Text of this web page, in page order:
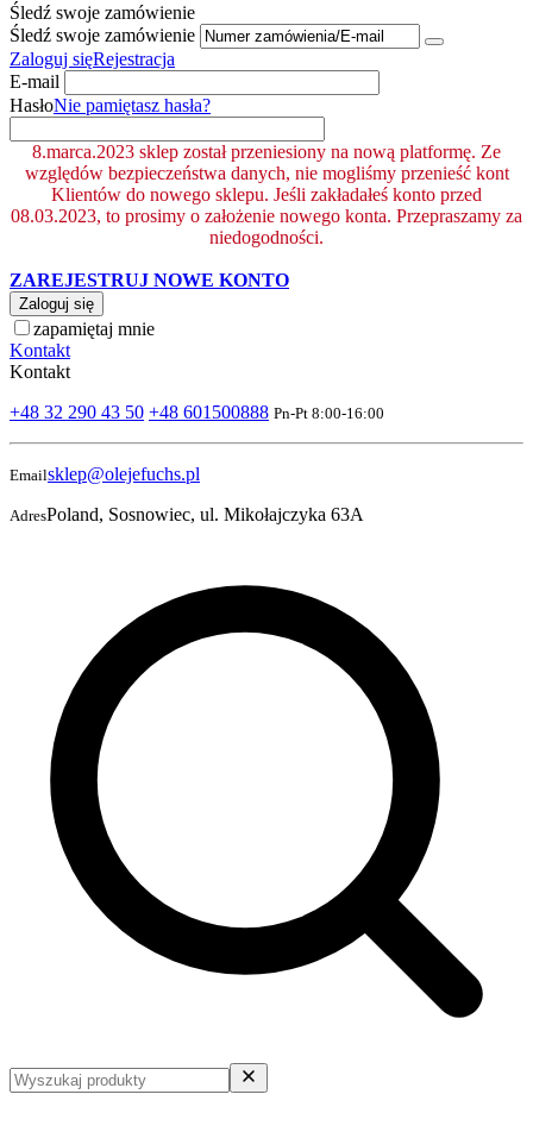
Śledź swoje zamówienie
Śledź swoje zamówienie
Zaloguj sięRejestracja
E-mail
HasłoNie pamiętasz hasła?
8.marca.2023 sklep został przeniesiony na nową platformę. Ze
względów bezpieczeństwa danych, nie mogliśmy przenieść kont
Klientów do nowego sklepu. Jeśli zakładałeś konto przed
08.03.2023, to prosimy o założenie nowego konta. Przepraszamy za
niedogodności.
ZAREJESTRUJ NOWE KONTO
Zaloguj się
zapamiętaj mnie
Kontakt
Kontakt
+48 32 290 43 50 +48 601500888 Pn-Pt 8:00-16:00
Emailsklep@olejefuchs.pl
AdresPoland, Sosnowiec, ul. Mikołajczyka 63A